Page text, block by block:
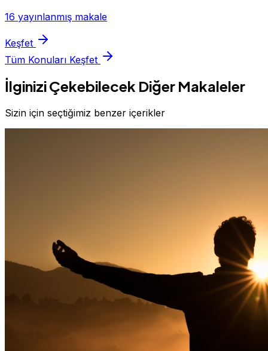
16 yayınlanmış makale
Keşfet
Tüm Konuları Keşfet
İlginizi Çekebilecek Diğer Makaleler
Sizin için seçtiğimiz benzer içerikler